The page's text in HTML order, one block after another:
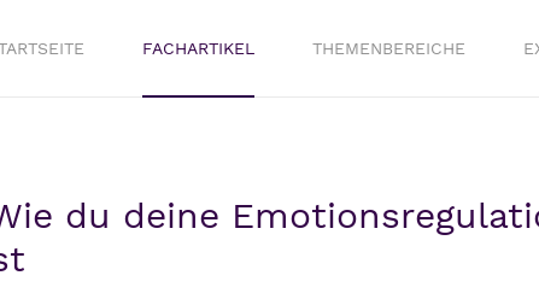
FACHARTIKEL THEMENBEREICHE
du deine